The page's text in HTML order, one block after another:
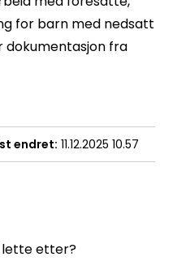
for barn med nedsatt
dokumentasjon fra
endret 11.12.2025 10.57
lette etter?